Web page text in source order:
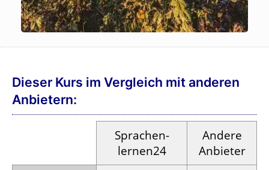
Dieser Kurs im Vergleich mit anderen
Anbietern:
Sprachen­
lernen24
Andere
Anbieter